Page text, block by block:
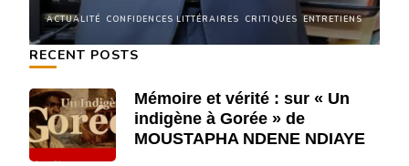
ACTUALITÉ CONFIDENCES LITTÉRAIRES CRITIQUES ENTRETIENS
RECENT POSTS
Mémoire et vérité : sur « Un
indigène à Gorée » de
MOUSTAPHA NDENE NDIAYE